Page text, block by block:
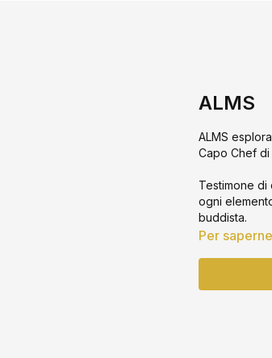
ALMS
ALMS
Capo Chef di
Testimone di
ogni
buddista.
Per